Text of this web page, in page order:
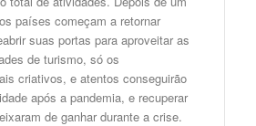
países começam a retornar
suas portas para aproveitar as
de turismo, só os
criativos, e atentos conseguirão
após a pandemia, e recuperar
de ganhar durante a crise.